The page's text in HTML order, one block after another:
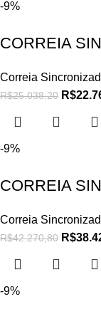
-9%
CORREIA
Correia
R$25.038,20 R$
-9%
CORREIA
Correia
R$42.270,80 R$
-9%